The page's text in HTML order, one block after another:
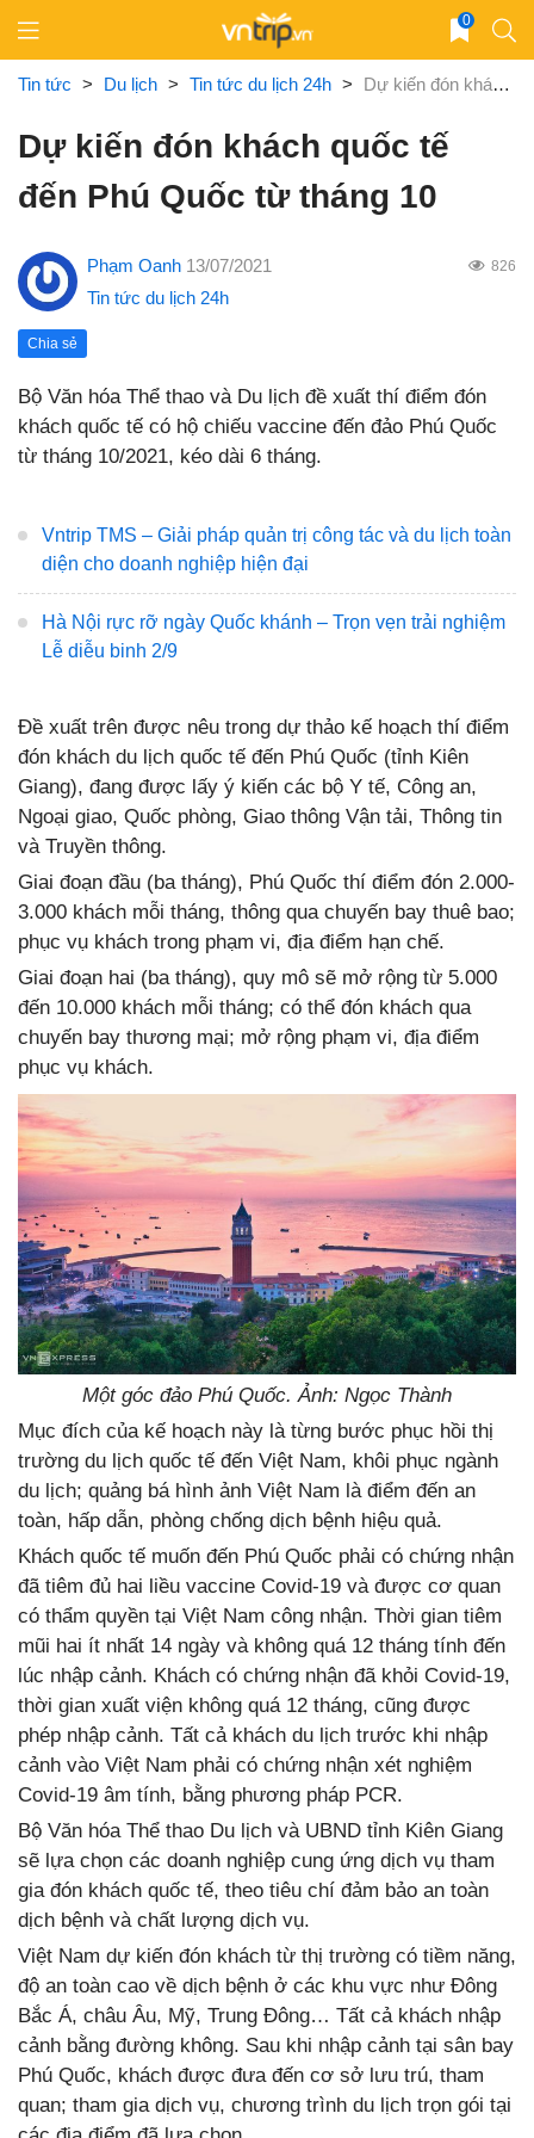
content
0
Tin tức > Du lịch > Tin tức du lịch 24h > Dự kiến đón khách quốc tế đến Phú Quốc từ tháng 10
Dự kiến đón khách quốc tế
đến Phú Quốc từ tháng 10
Phạm Oanh 13/07/2021 826
Tin tức du lịch 24h
Chia sẻ
Bộ Văn hóa Thể thao và Du lịch đề xuất thí điểm đón
khách quốc tế có hộ chiếu vaccine đến đảo Phú Quốc
từ tháng 10/2021, kéo dài 6 tháng.
Vntrip TMS – Giải pháp quản trị công tác và du lịch toàn
diện cho doanh nghiệp hiện đại
Hà Nội rực rỡ ngày Quốc khánh – Trọn vẹn trải nghiệm
Lễ diễu binh 2/9
Đề xuất trên được nêu trong dự thảo kế hoạch thí điểm
đón khách du lịch quốc tế đến Phú Quốc (tỉnh Kiên
Giang), đang được lấy ý kiến các bộ Y tế, Công an,
Ngoại giao, Quốc phòng, Giao thông Vận tải, Thông tin
và Truyền thông.
Giai đoạn đầu (ba tháng), Phú Quốc thí điểm đón 2.000-
3.000 khách mỗi tháng, thông qua chuyến bay thuê bao;
phục vụ khách trong phạm vi, địa điểm hạn chế.
Giai đoạn hai (ba tháng), quy mô sẽ mở rộng từ 5.000
đến 10.000 khách mỗi tháng; có thể đón khách qua
chuyến bay thương mại; mở rộng phạm vi, địa điểm
phục vụ khách.
Một góc đảo Phú Quốc. Ảnh: Ngọc Thành
Mục đích của kế hoạch này là từng bước phục hồi thị
trường du lịch quốc tế đến Việt Nam, khôi phục ngành
du lịch; quảng bá hình ảnh Việt Nam là điểm đến an
toàn, hấp dẫn, phòng chống dịch bệnh hiệu quả.
Khách quốc tế muốn đến Phú Quốc phải có chứng nhận
đã tiêm đủ hai liều vaccine Covid-19 và được cơ quan
có thẩm quyền tại Việt Nam công nhận. Thời gian tiêm
mũi hai ít nhất 14 ngày và không quá 12 tháng tính đến
lúc nhập cảnh. Khách có chứng nhận đã khỏi Covid-19,
thời gian xuất viện không quá 12 tháng, cũng được
phép nhập cảnh. Tất cả khách du lịch trước khi nhập
cảnh vào Việt Nam phải có chứng nhận xét nghiệm
Covid-19 âm tính, bằng phương pháp PCR.
Bộ Văn hóa Thể thao Du lịch và UBND tỉnh Kiên Giang
sẽ lựa chọn các doanh nghiệp cung ứng dịch vụ tham
gia đón khách quốc tế, theo tiêu chí đảm bảo an toàn
dịch bệnh và chất lượng dịch vụ.
Việt Nam dự kiến đón khách từ thị trường có tiềm năng,
độ an toàn cao về dịch bệnh ở các khu vực như Đông
Bắc Á, châu Âu, Mỹ, Trung Đông… Tất cả khách nhập
cảnh bằng đường không. Sau khi nhập cảnh tại sân bay
Phú Quốc, khách được đưa đến cơ sở lưu trú, tham
quan; tham gia dịch vụ, chương trình du lịch trọn gói tại